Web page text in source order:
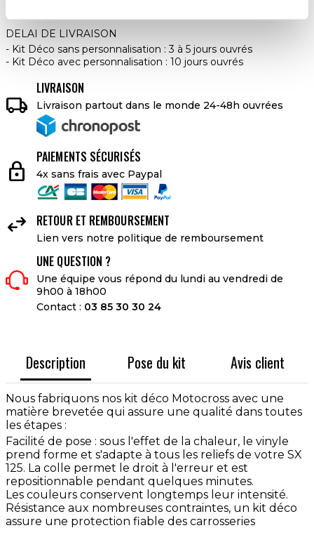
DELAI DE LIVRAISON
Kit Déco sans personnalisation : 3 à 5 jours ouvrés
Kit Déco avec personnalisation : 10 jours ouvrés

LIVRAISON
Livraison partout dans le monde 24-48h ouvrées
lock
PAIEMENTS SÉCURISÉS
4x sans frais avec Paypal
 RETOUR ET REMBOURSEMENT
Lien vers notre politique de remboursement
UNE QUESTION ?
Une équipe vous répond du lundi au vendredi de
9h00 à 18h00
Contact : 03 85 30 30 24
Description Pose du kit Avis client
Nous fabriquons nos kit déco Motocross avec une
matière brevetée qui assure une qualité dans toutes
les étapes :
Facilité de pose : sous l'effet de la chaleur, le vinyle
prend forme et s'adapte à tous les reliefs de votre SX
125. La colle permet le droit à l'erreur et est
repositionnable pendant quelques minutes.
Les couleurs conservent longtemps leur intensité.
Résistance aux nombreuses contraintes, un kit déco
assure une protection fiable des carrosseries